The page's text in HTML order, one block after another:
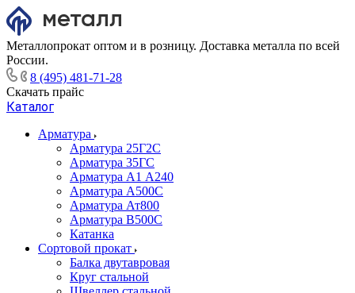
Металлопрокат оптом и в розницу. Доставка металла по всей
России.
8 (495) 481-71-28
Скачать прайс
Каталог
Арматура
Арматура 25Г2С
Арматура 35ГС
Арматура А1 А240
Арматура А500С
Арматура Ат800
Арматура В500С
Катанка
Сортовой прокат
Балка двутавровая
Круг стальной